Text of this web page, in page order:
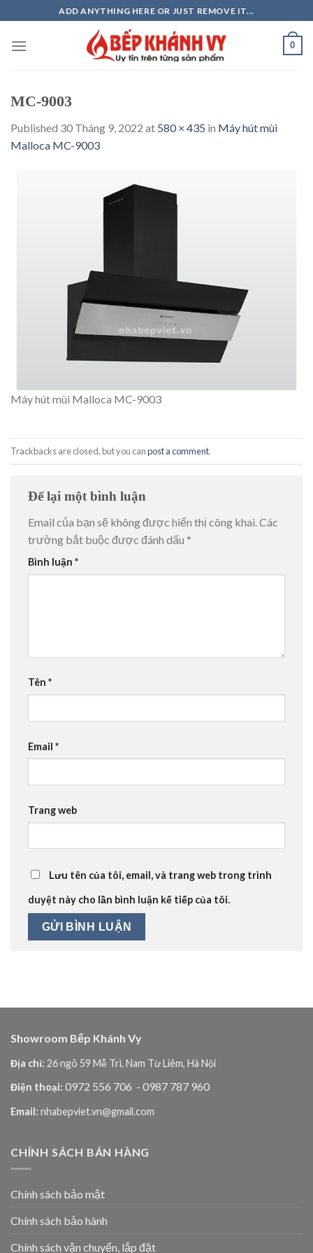
to
content
ADD ANYTHING HERE OR JUST REMOVE IT...
0
MC-9003
Published 30 Tháng 9, 2022 at 580 × 435 in Máy hút mùi
Malloca MC-9003
Máy hút mùi Malloca MC-9003
Trackbacks are closed, but you canpost a comment.
Để lại một bình luận
Email của bạn sẽ không được hiển thị công khai.Các
trường bắt buộc được đánh dấu *
Bình luận *
Tên *
Email *
Trang web
Lưu tên của tôi, email, và trang web trong trình
duyệt này cho lần bình luận kế tiếp của tôi.
Showroom Bếp Khánh Vy
Địa chỉ: 26 ngõ 59 Mễ Trì, Nam Từ Liêm, Hà Nội
Điện thoại: 0972 556 706 - 0987 787 960
Email: nhabepviet.vn@gmail.com
CHÍNH SÁCH BÁN HÀNG
Chính sách bảo mật
Chính sách bảo hành
Chính sách vận chuyển, lắp đặt